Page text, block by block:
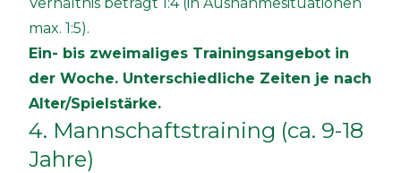
max. 1:5).
Ein- bis zweimaliges Trainingsangebot in
der Woche. Unterschiedliche Zeiten je nach
Alter/Spielstärke.
4. Mannschaftstraining (ca. 9-18
Jahre)